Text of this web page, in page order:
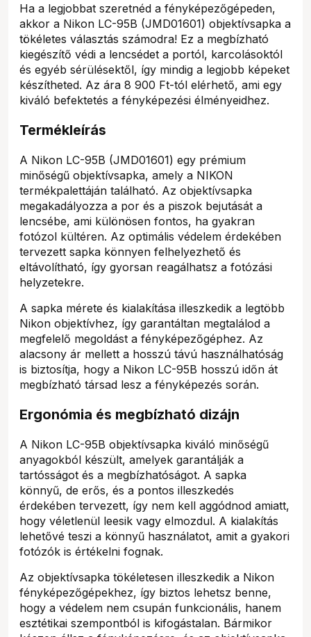
Ha a legjobbat szeretnéd a fényképezőgépeden,
akkor a Nikon LC-95B (JMD01601) objektívsapka a
tökéletes választás számodra! Ez a megbízható
kiegészítő védi a lencsédet a portól, karcolásoktól
és egyéb sérülésektől, így mindig a legjobb képeket
készítheted. Az ára 8 900 Ft-tól elérhető, ami egy
kiváló befektetés a fényképezési élményeidhez.
Termékleírás
A Nikon LC-95B (JMD01601) egy prémium
minőségű objektívsapka, amely a NIKON
termékpalettáján található. Az objektívsapka
megakadályozza a por és a piszok bejutását a
lencsébe, ami különösen fontos, ha gyakran
fotózol kültéren. Az optimális védelem érdekében
tervezett sapka könnyen felhelyezhető és
eltávolítható, így gyorsan reagálhatsz a fotózási
helyzetekre.
A sapka mérete és kialakítása illeszkedik a legtöbb
Nikon objektívhez, így garantáltan megtalálod a
megfelelő megoldást a fényképezőgéphez. Az
alacsony ár mellett a hosszú távú használhatóság
is biztosítja, hogy a Nikon LC-95B hosszú időn át
megbízható társad lesz a fényképezés során.
Ergonómia és megbízható dizájn
A Nikon LC-95B objektívsapka kiváló minőségű
anyagokból készült, amelyek garantálják a
tartósságot és a megbízhatóságot. A sapka
könnyű, de erős, és a pontos illeszkedés
érdekében tervezett, így nem kell aggódnod amiatt,
hogy véletlenül leesik vagy elmozdul. A kialakítás
lehetővé teszi a könnyű használatot, amit a gyakori
fotózók is értékelni fognak.
Az objektívsapka tökéletesen illeszkedik a Nikon
fényképezőgépekhez, így biztos lehetsz benne,
hogy a védelem nem csupán funkcionális, hanem
esztétikai szempontból is kifogástalan. Bármikor